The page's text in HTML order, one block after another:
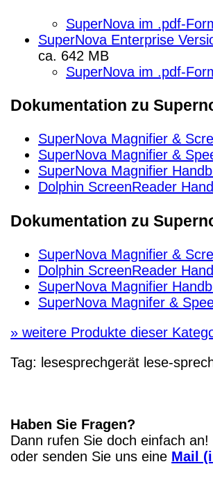
SuperNova im .pdf-
SuperNova Enterprise
ca. 642 MB
SuperNova im .pdf-
Dokumentation zu
SuperNova Magnifier &
SuperNova Magnifier &
SuperNova Magnifier
Dolphin ScreenReader
Dokumentation zu
SuperNova Magnifier &
Dolphin ScreenReader
SuperNova Magnifier
SuperNova Magnifer &
» weitere Produkte dieser
Tag: lesesprechgerät lese-
Haben Sie Fragen?
Dann rufen Sie doch einfach an!
oder senden Sie uns eine Mail